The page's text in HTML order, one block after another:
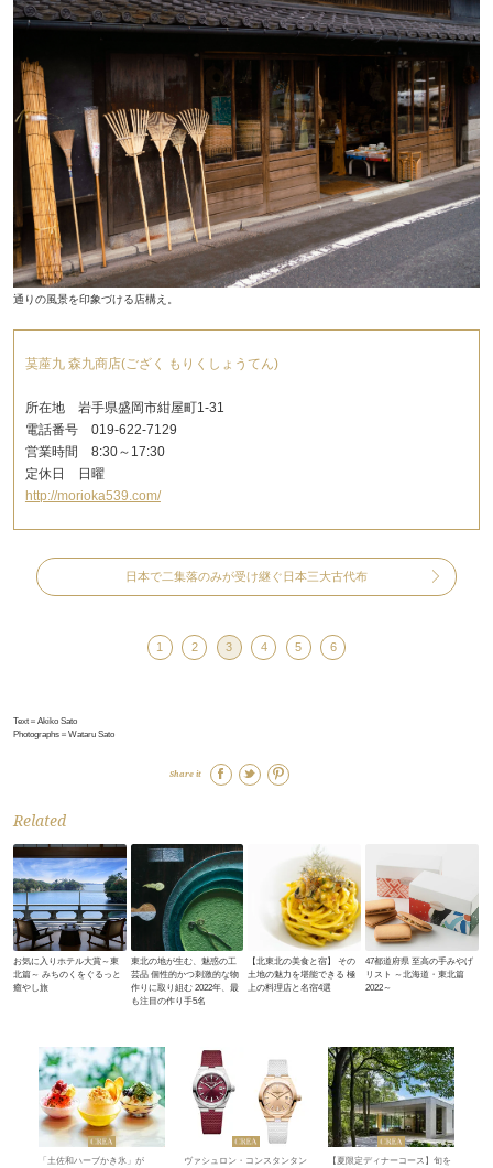
通りの風景を印象づける店構え。
茣蓙九 森九商店(ござく もりくしょうてん)
所在地 岩手県盛岡市紺屋町1-31
電話番号 019-622-7129
営業時間 8:30～17:30
定休日 日曜
http://morioka539.com/
日本で二集落のみが受け継ぐ日本三大古代布
1 2 3 4 5 6
Text＝Akiko Sato
Photographs＝Wataru Sato
Share it
Related
お気に入りホテル大賞～東
北篇～ みちのくをぐるっと
癒やし旅
東北の地が生む、魅惑の工
芸品 個性的かつ刺激的な物
作りに取り組む 2022年、最
も注目の作り手5名
【北東北の美食と宿】 その
土地の魅力を堪能できる 極
上の料理店と名宿4選
47都道府県 至高の手みやげ
リスト ～北海道・東北篇
2022～
「土佐和ハーブかき氷」が
ヴァシュロン・コンスタンタン
【夏限定ディナーコース】旬を